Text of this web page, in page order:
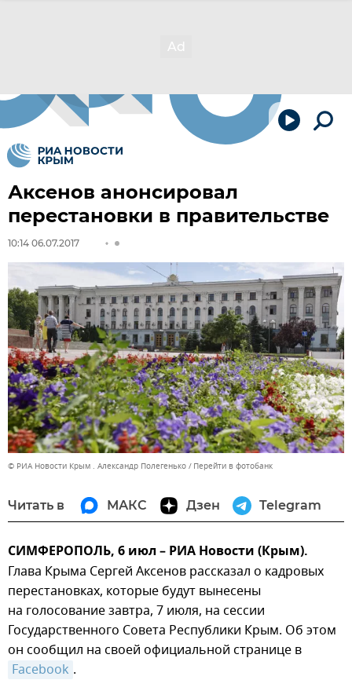
Аксенов анонсировал
перестановки в правительстве
10:14 06.07.2017
© РИА Новости Крым . Александр Полегенько Перейти в фотобанк
Читать в МАКС Дзен Telegram
СИМФЕРОПОЛЬ, 6 июл – РИА Новости (Крым).
Глава Крыма Сергей Аксенов рассказал о кадровых
перестановках, которые будут вынесены
на голосование завтра, 7 июля, на сессии
Государственного Совета Республики Крым. Об этом
он сообщил на своей официальной странице в
Facebook .